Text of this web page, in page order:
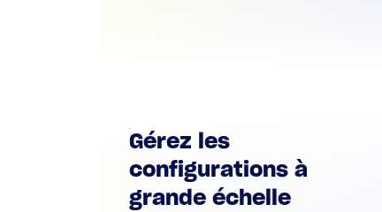
Gérez les
configurations à
grande échelle